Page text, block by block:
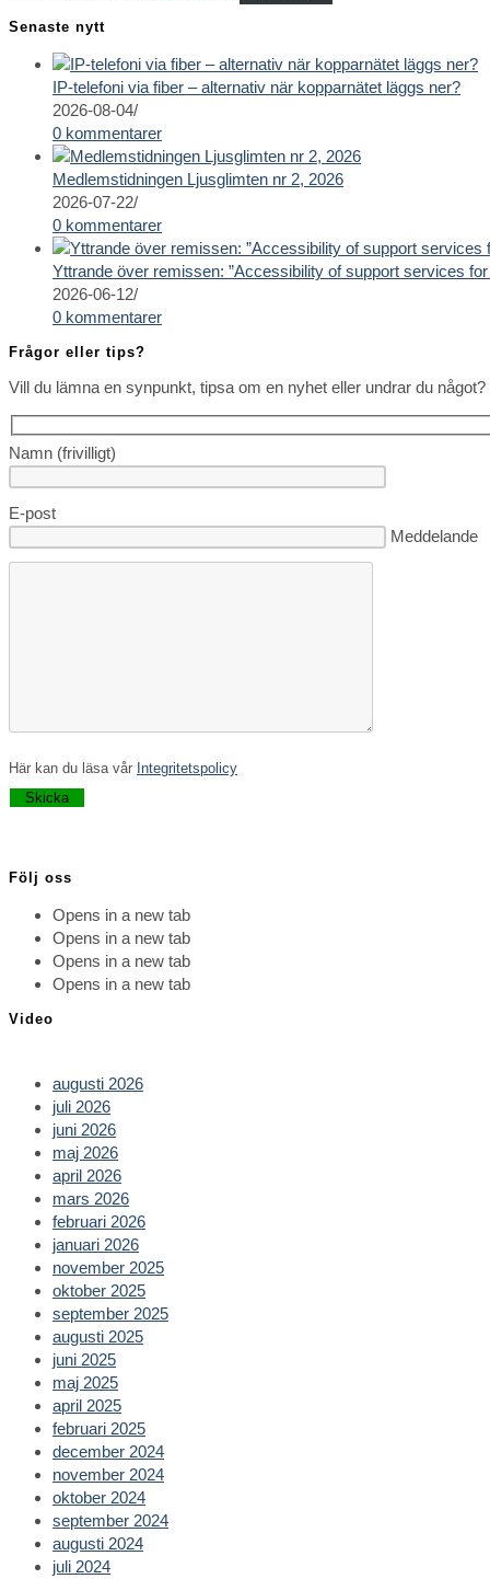
Senaste nytt
IP-telefoni via fiber – alternativ när kopparnätet läggs ner?
2026-08-04/
0 kommentarer
Medlemstidningen Ljusglimten nr 2, 2026
2026-07-22/
0 kommentarer
Yttrande över remissen: ”Accessibility of support services
2026-06-12/
0 kommentarer
Frågor eller tips?
Vill du lämna en synpunkt, tipsa om en nyhet eller undrar du
Namn (frivilligt)
E-post
Lämna detta
Meddelande
Här kan du läsa vår Integritetspolicy
Lämna detta fält tomt.
Följ oss
Opens in a new tab
Opens in a new tab
Opens in a new tab
Opens in a new tab
Video
augusti 2026
juli 2026
juni 2026
maj 2026
april 2026
mars 2026
februari 2026
januari 2026
november 2025
oktober 2025
september 2025
augusti 2025
juni 2025
maj 2025
april 2025
februari 2025
december 2024
november 2024
oktober 2024
september 2024
augusti 2024
juli 2024